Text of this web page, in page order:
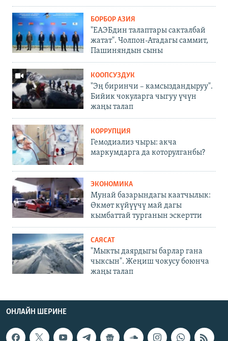
БОРБОР АЗИЯ
"ЕАЭБдин талаптары сакталбай
жатат". Чолпон-Атадагы саммит,
Пашиняндын сыны
КООПСУЗДУК
"Эң биринчи – камсыздандыруу".
Бийик чокуларга чыгуу үчүн
жаңы талап
КОРРУПЦИЯ
Гемодиализ чыры: акча
маркумдарга да которулганбы?
ЭКОНОМИКА
Мунай базарындагы каатчылык:
Өкмөт күйүүчү май дагы
кымбаттай турганын эскертти
САЯСАТ
"Мыкты даярдыгы барлар гана
чыксын". Жеңиш чокусу боюнча
жаңы талап
ОНЛАЙН ШЕРИНЕ